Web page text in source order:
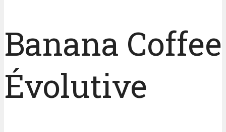
Banana
Évolutive